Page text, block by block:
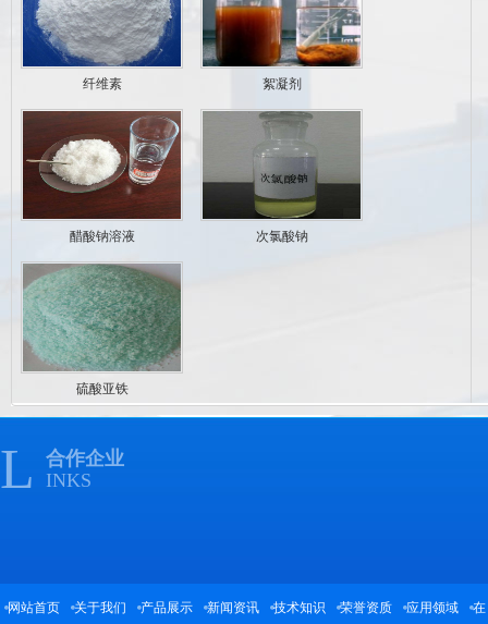
纤维素 絮凝剂
醋酸钠溶液 次氯酸钠
硫酸亚铁
L
合作企业
INKS
网站首页 关于我们 产品展示 新闻资讯 技术知识 荣誉资质 应用领域 在